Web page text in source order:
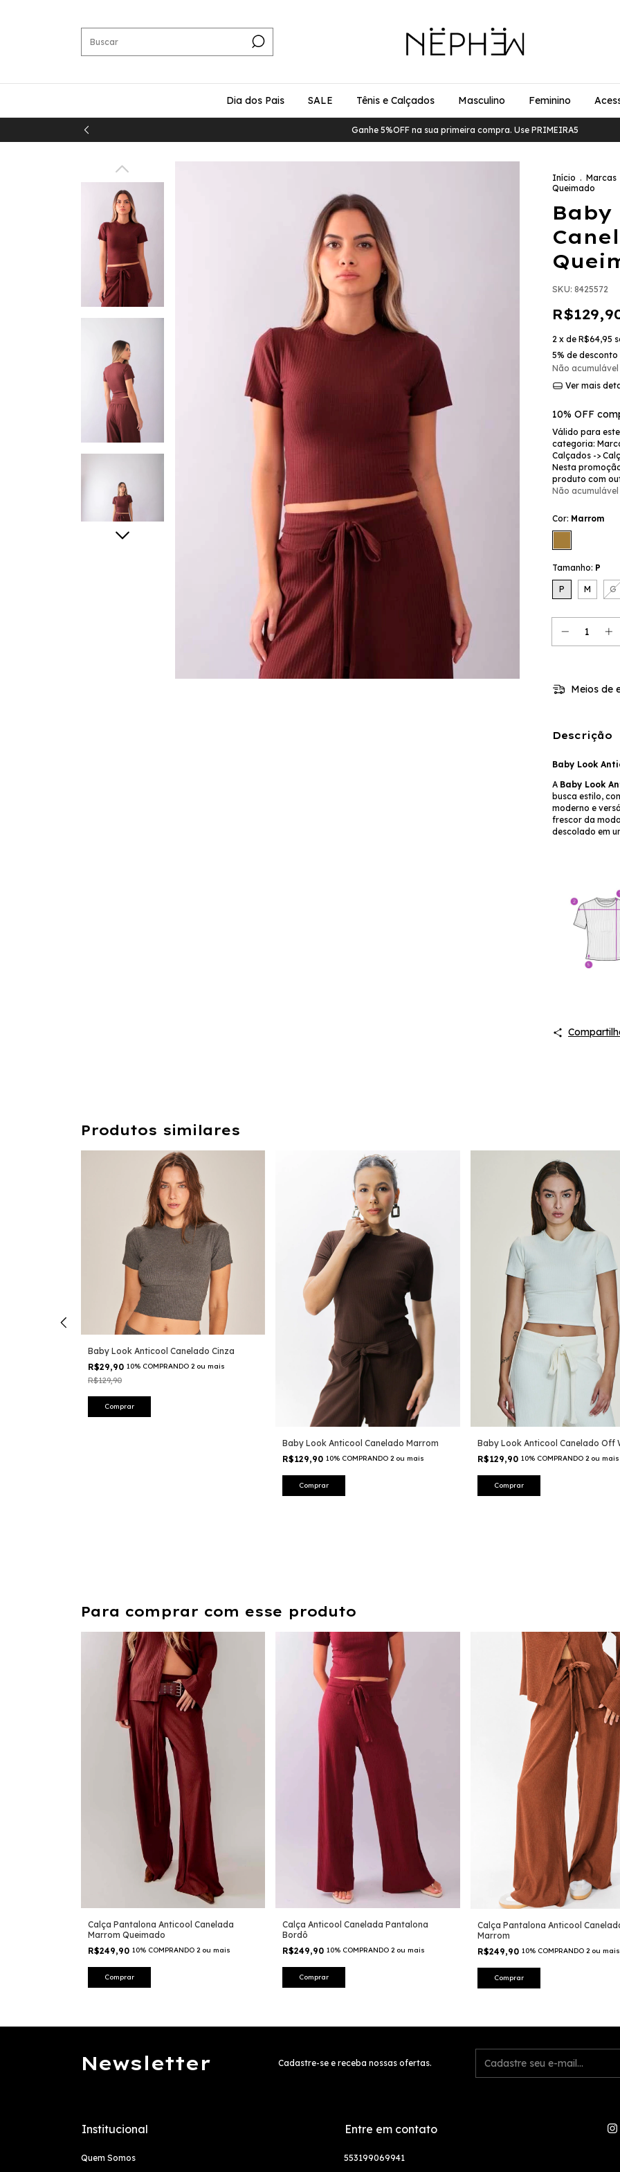
Dia dos Pais SALE Tênis e Calçados Masculino Feminino
Ganhe 5%OFF na sua primeira compra. Use PRIMEIRA5
Início . Marcas
Queimado
SKU: 8425572
2 x de R$64,95
5% de desconto
Não
Ver mais
10% OFF
Válido para
categoria:
Calçados ->
Nesta
produto com
Não
Cor: Marrom
Tamanho: P
P M G
Meios de
Descrição
Baby Look
A Baby Look
busca estilo,
moderno e
frescor da
descolado em
Produtos similares
Baby Look Anticool Canelado Cinza
R$29,90 10% COMPRANDO 2 ou mais
R$129,90
Comprar
Baby Look Anticool Canelado Marrom
R$129,9010% COMPRANDO 2 ou mais
Comprar
Baby Look Anticool Canelado Off
R$129,90 10% COMPRANDO 2 ou mais
Comprar
Para comprar com esse produto
Calça Pantalona Anticool Canelada
Marrom Queimado
R$249,90 10% COMPRANDO 2 ou mais
Comprar
Calça Anticool Canelada Pantalona
Bordô
R$249,9010% COMPRANDO 2 ou mais
Comprar
Calça Pantalona Anticool
Marrom
R$249,90 10% COMPRANDO 2 ou mais
Comprar
Newsletter Cadastre-se e receba nossas ofertas.
Institucional
Quem Somos
Entre em contato
553199069941